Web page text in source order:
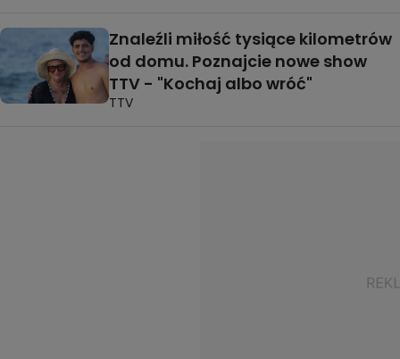
Znaleźli miłość tysiące kilometrów
od domu. Poznajcie nowe show
TTV - "Kochaj albo wróć"
TTV